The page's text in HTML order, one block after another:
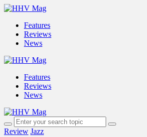
Features
Reviews
News
Features
Reviews
News
Review Jazz